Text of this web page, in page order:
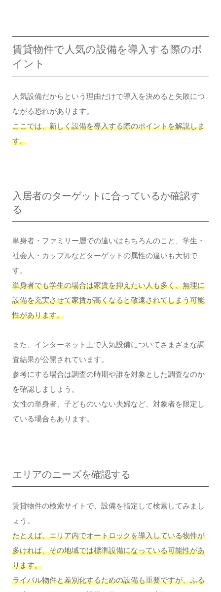
賃貸物件で人気の設備を導入する際のポ
イント
人気設備だからという理由だけで導入を決めると失敗につ
ながる恐れがあります。
ここでは、新しく設備を導入する際のポイントを解説しま
す。
入居者のターゲットに合っているか確認す
る
単身者・ファミリー層での違いはもちろんのこと、学生・
社会人・カップルなどターゲットの属性の違いも大切で
す。
単身者でも学生の場合は家賃を抑えたい人も多く、無理に
設備を充実させて家賃が高くなると敬遠されてしまう可能
性があります。
また、インターネット上で人気設備についてさまざまな調
査結果が公開されています。
参考にする場合は調査の時期や誰を対象とした調査なのか
を確認しましょう。
女性の単身者、子どものいない夫婦など、対象者を限定し
ている場合もあります。
エリアのニーズを確認する
賃貸物件の検索サイトで、設備を指定して検索してみまし
ょう。
たとえば、エリア内でオートロックを導入している物件が
多ければ、その地域では標準設備になっている可能性があ
ります。
ライバル物件と差別化するための設備も重要ですが、ふる